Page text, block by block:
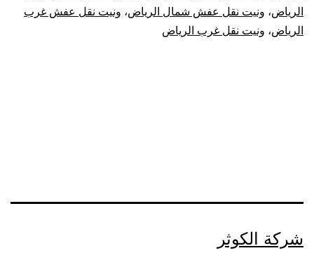
الرياض، ونيت نقل عفش شمال الرياض، ونيت نقل عفش غرب
الرياض، ونيت نقل غرب الرياض
شركة الكوثر